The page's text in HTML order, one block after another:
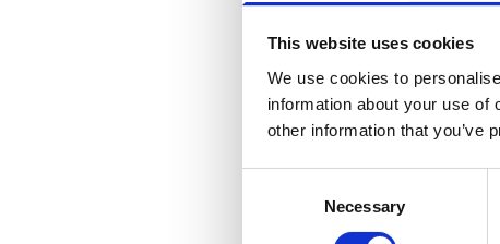
This website uses cookies
We use cookies to
information about your use of
other information that you’ve
Necessary
Spannsätze
RfN 8006 010